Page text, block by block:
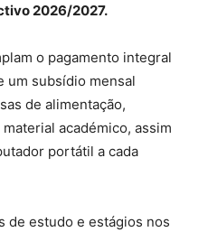
2026/2027.
o pagamento integral
um subsídio mensal
de alimentação,
académico, assim
portátil a cada
de estudo e estágios nos